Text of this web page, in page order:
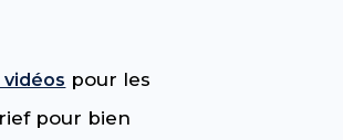
vidéos pour les
pour bien